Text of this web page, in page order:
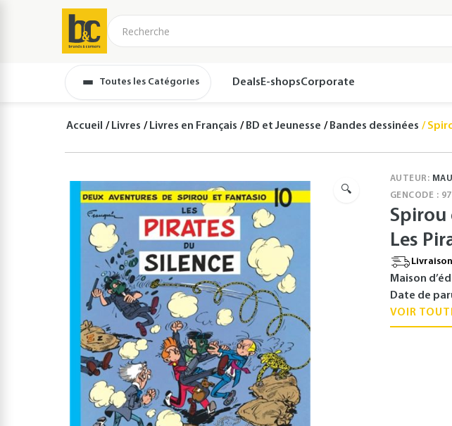
Toutes les Catégories Deals E-shopsCorporate
Accueil Livres Livres en Français BD et Jeunesse Bandes dessinées
🔍
AUTEUR:
GENCODE :
Spirou
Les
Maison
Date de
VOIR